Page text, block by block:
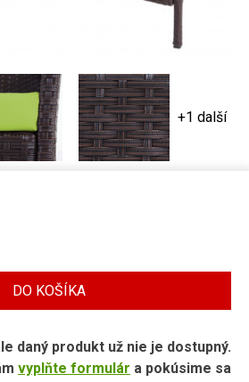
+1 další
DO KOŠÍKA
daný produkt už nie je dostupný.
vyplňte formulár a pokúsime sa